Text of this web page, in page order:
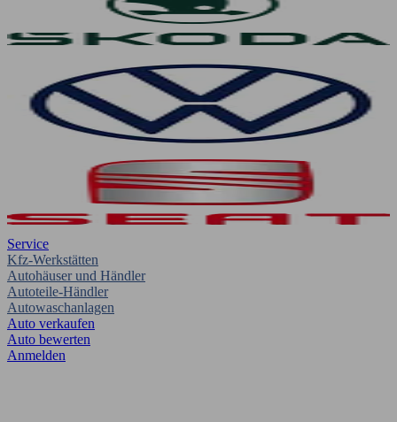
Service
Kfz-Werkstätten
Autohäuser und Händler
Autoteile-Händler
Autowaschanlagen
Auto verkaufen
Auto bewerten
Anmelden